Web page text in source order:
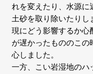
れを変えたり、水源に
土砂を取り除いたりし
現にどう影響するか心
が遅かったもののこの
心しました。
一方、こい岩湿地のハ